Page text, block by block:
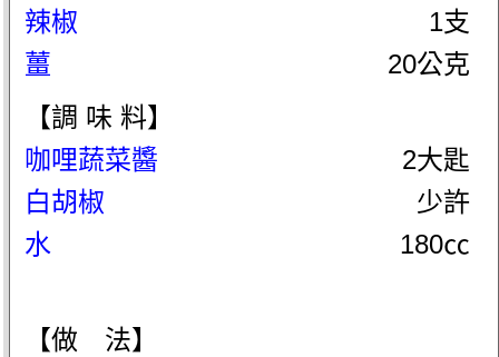
辣椒
1支
薑
20公克
【調 味 料】
咖哩蔬菜醬
2大匙
白胡椒
少許
水
180㏄
【做 法】